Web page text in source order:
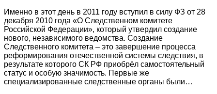
Именно в этот день в 2011 году вступил в силу ФЗ от 28
декабря 2010 года «О Следственном комитете
Российской Федерации», который утвердил создание
нового, независимого ведомства. Создание
Следственного комитета – это завершение процесса
реформирования отечественной системы следствия, в
результате которого СК РФ приобрёл самостоятельный
статус и особую значимость. Первые же
специализированные следственные органы были…